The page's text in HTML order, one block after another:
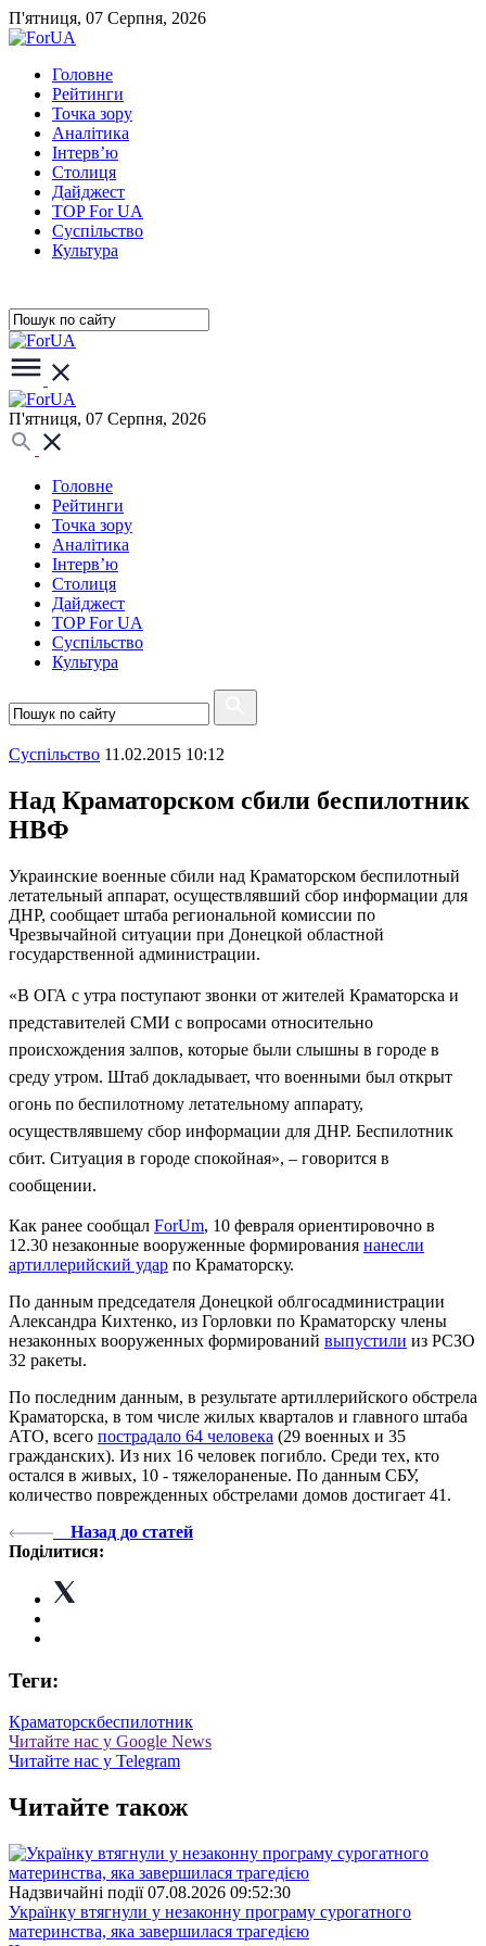
П'ятниця, 07 Серпня, 2026
Головне
Рейтинги
Точка зору
Аналітика
Інтерв’ю
Столиця
Дайджест
TOP For UA
Суспiльство
Культура
П'ятниця, 07 Серпня, 2026
Головне
Рейтинги
Точка зору
Аналітика
Інтерв’ю
Столиця
Дайджест
TOP For UA
Суспiльство
Культура
Суспiльство 11.02.2015 10:12
Над Краматорском сбили беспилотник
НВФ
Украинские военные сбили над Краматорском беспилотный
летательный аппарат, осуществлявший сбор информации для
ДНР, сообщает штаба региональной комиссии по
Чрезвычайной ситуации при Донецкой областной
государственной администрации.
«В ОГА с утра поступают звонки от жителей Краматорска и
представителей СМИ с вопросами относительно
происхождения залпов, которые были слышны в городе в
среду утром. Штаб докладывает, что военными был открыт
огонь по беспилотному летательному аппарату,
осуществлявшему сбор информации для ДНР. Беспилотник
сбит. Ситуация в городе спокойная», – говорится в
сообщении.
Как ранее сообщал ForUm, 10 февраля ориентировочно в
12.30 незаконные вооруженные формирования нанесли
артиллерийский удар по Краматорску.
По данным председателя Донецкой облгосадминистрации
Александра Кихтенко, из Горловки по Краматорску члены
незаконных вооруженных формирований выпустили из РСЗО
32 ракеты.
По последним данным, в результате артиллерийского обстрела
Краматорска, в том числе жилых кварталов и главного штаба
АТО, всего пострадало 64 человека (29 военных и 35
гражданских). Из них 16 человек погибло. Среди тех, кто
остался в живых, 10 - тяжелораненые. По данным СБУ,
количество поврежденных обстрелами домов достигает 41.
Назад до статей
Поділитися:
Теги:
Краматорскбеспилотник
Читайте нас у Google News
Читайте нас у Telegram
Читайте також
Надзвичайні події 07.08.2026 09:52:30
Українку втягнули у незаконну програму сурогатного
материнства, яка завершилася трагедією